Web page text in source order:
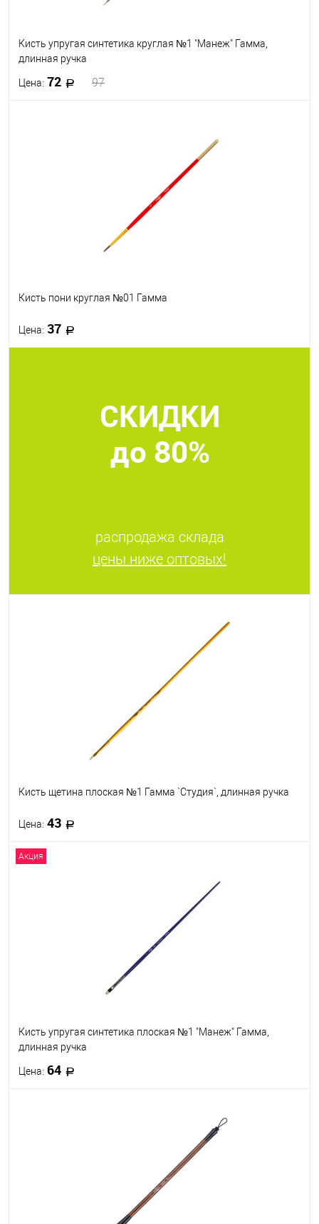
Кисть упругая синтетика круглая №1 "Манеж" Гамма,
длинная ручка
Цена: 72 97
В наличии
Кисть пони круглая №01 Гамма
Цена: 37
В наличии
СКИДКИ
до 80%
распродажа склада
цены ниже оптовых!
Кисть щетина плоская №1 Гамма `Студия`, длинная ручка
Цена: 43
В наличии
Акция
Кисть упругая синтетика плоская №1 "Манеж" Гамма,
длинная ручка
Цена: 64
В наличии